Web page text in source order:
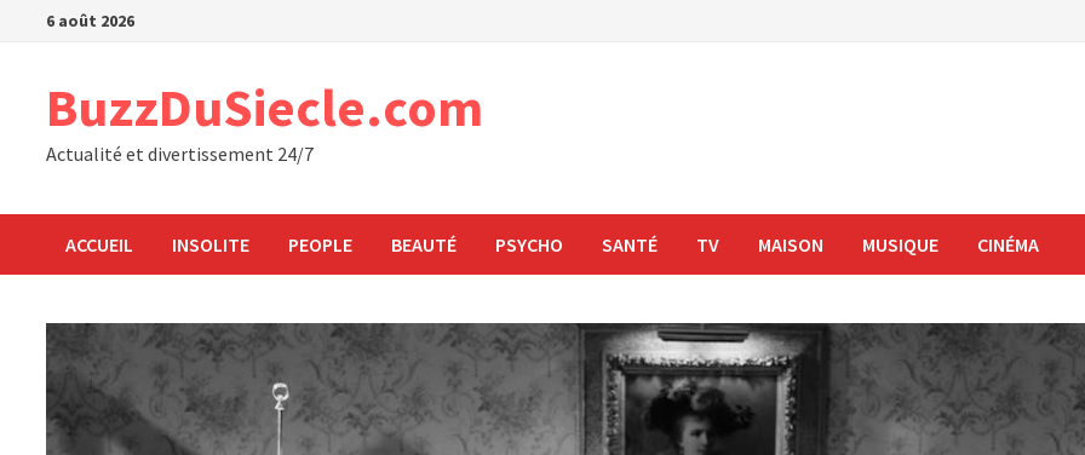
Passer6 août 2026
BuzzDuSiecle.com
Actualité et divertissement 24/7
ACCUEIL INSOLITE PEOPLE BEAUTÉ PSYCHO SANTÉ TV MAISON MUSIQUE CINÉMA